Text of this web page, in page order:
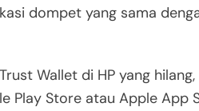
dompet yang sama
Wallet di HP yang hilang,
Play Store atau Apple App